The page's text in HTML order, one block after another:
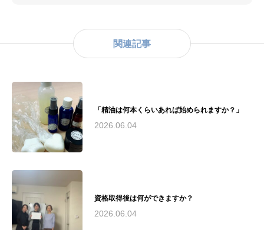
アルケミスト株式会社を設立。アロマテラピー
の普及と教育に尽力。主な資格： - （公社）日
本アロマ環境協会認定アロマセラピスト - （公
ティックケアリング協会認定リンパドレナージ
マ環境協会総合資格認定校として承認 - 2016
動： - アヤアルケミックスタジオにて、アロマ
テラピーインストラクター、アロマセラピスト
関連記事
「精油は何本くらいあれば始められますか？」
2026.06.04
資格取得後は何ができますか？
2026.06.04